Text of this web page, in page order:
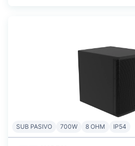
SUB PASIVO 700W 8 OHM IP54